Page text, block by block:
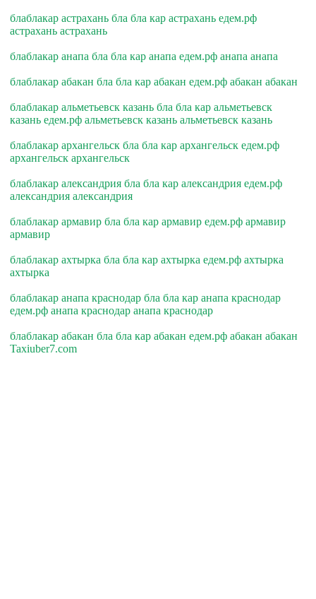
блаблакар астрахань бла бла кар астрахань едем.рф
астрахань астрахань
блаблакар анапа бла бла кар анапа едем.рф анапа анапа
блаблакар абакан бла бла кар абакан едем.рф абакан абакан
блаблакар альметьевск казань бла бла кар альметьевск
казань едем.рф альметьевск казань альметьевск казань
блаблакар архангельск бла бла кар архангельск едем.рф
архангельск архангельск
блаблакар александрия бла бла кар александрия едем.рф
александрия александрия
блаблакар армавир бла бла кар армавир едем.рф армавир
армавир
блаблакар ахтырка бла бла кар ахтырка едем.рф ахтырка
ахтырка
блаблакар анапа краснодар бла бла кар анапа краснодар
едем.рф анапа краснодар анапа краснодар
блаблакар абакан бла бла кар абакан едем.рф абакан абакан
Taxiuber7.com